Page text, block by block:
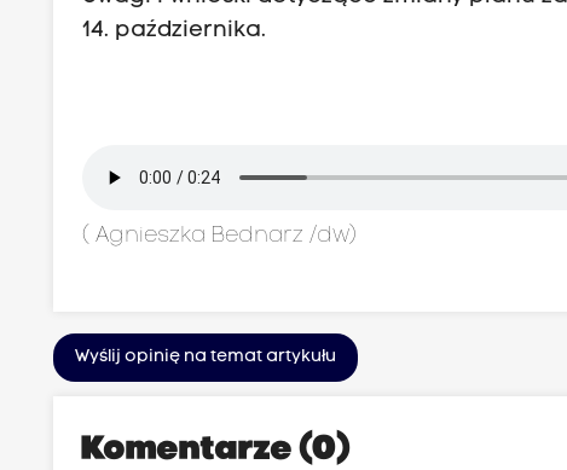
14. października.
( Agnieszka Bednarz /dw)
Wyślij opinię na temat artykułu
Komentarze (0)